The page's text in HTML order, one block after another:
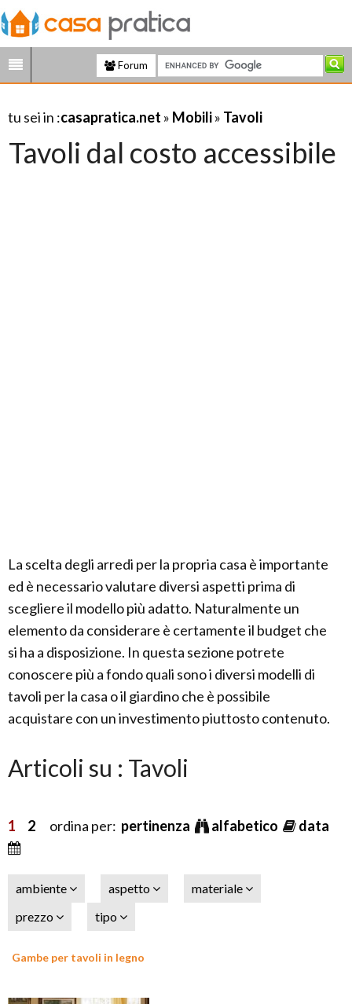
Forum
tu sei in :casapratica.net » Mobili» Tavoli
Tavoli dal costo accessibile
La scelta degli arredi per la propria casa è importante
ed è necessario valutare diversi aspetti prima di
scegliere il modello più adatto. Naturalmente un
elemento da considerare è certamente il budget che
si ha a disposizione. In questa sezione potrete
conoscere più a fondo quali sono i diversi modelli di
tavoli per la casa o il giardino che è possibile
acquistare con un investimento piuttosto contenuto.
Articoli su : Tavoli
1 2 ordina per: pertinenza alfabetico data
ambiente aspetto
materiale
prezzo
tipo
Gambe per tavoli in legno